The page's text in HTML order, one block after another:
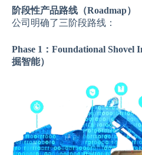
阶段性产品路线（Roadmap）
公司明确了三阶段路线：
Phase 1：Foundational Shovel
掘智能）